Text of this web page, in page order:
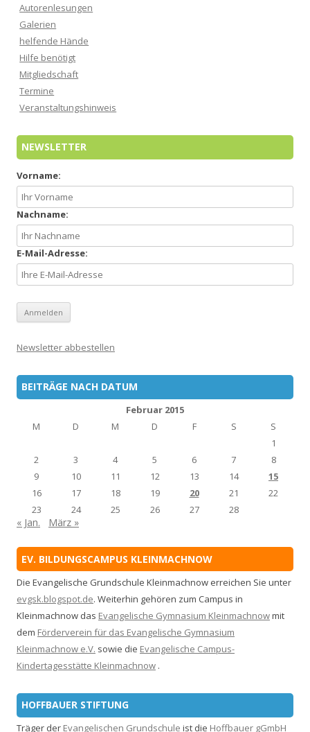
Autorenlesungen
Galerien
helfende Hände
Hilfe benötigt
Mitgliedschaft
Termine
Veranstaltungshinweis
NEWSLETTER
Vorname:
Nachname:
E-Mail-Adresse:
Newsletter abbestellen
BEITRÄGE NACH DATUM
Februar 2015
M
D M D F S
S
1
2
3 4 5 6 7
8
9
10 11 12 13 14
15
16
17 18 19 20 21
22
23
24 25 26 27 28
« Jan. März »
EV. BILDUNGSCAMPUS KLEINMACHNOW
Die Evangelische Grundschule Kleinmachnow erreichen Sie unter
evgsk.blogspot.de. Weiterhin gehören zum Campus in
Kleinmachnow das Evangelische Gymnasium Kleinmachnowmit
dem Förderverein für das Evangelische Gymnasium
Kleinmachnow e.V. sowie die Evangelische Campus-
Kindertagesstätte Kleinmachnow .
HOFFBAUER STIFTUNG
Träger der Evangelischen Grundschule ist die Hoffbauer gGmbH